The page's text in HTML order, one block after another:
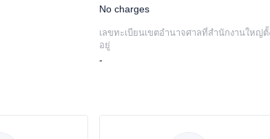
No charges
เลขทะเบียนเขตอำนาจศาลที่สำนักงานใหญ่ตั้
อยู่
-